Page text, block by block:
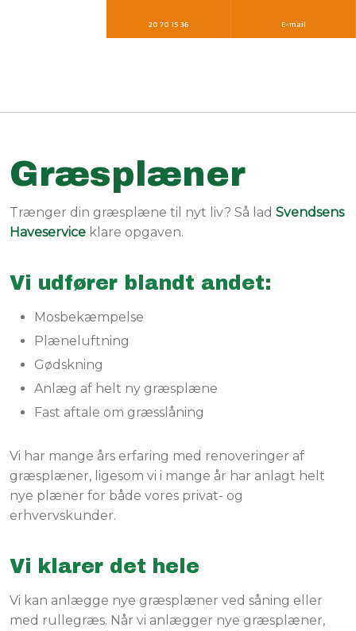
Græsplæner
Trænger din græsplæne til nyt liv? Så ladSvendsens
Haveservice klare opgaven.
Vi udfører blandt andet:
Mosbekæmpelse
Plæneluftning
Gødskning
Anlæg af helt ny græsplæne
Fast aftale om græsslåning
Vi har mange års erfaring med renoveringer af
græsplæner, ligesom vi i mange år har anlagt helt
nye plæner for både vores privat- og
erhvervskunder.
Vi klarer det hele
Vi kan anlægge nye græsplæner ved såning eller
med rullegræs. Når vi anlægger nye græsplæner,
20 70 15 36​ E-mail